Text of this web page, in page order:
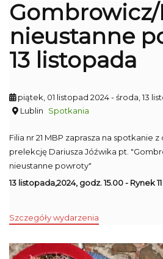
Gombrowicz/
nieustanne
13 listopada
piątek, 01 listopad 2024- środa, 13
Lublin
Spotkania
Filia nr 21 MBP zaprasza na spotkanie
prelekcję Dariusza Jóźwika pt.
nieustanne powroty"
13 listopada,2024, godz. 15.00 - Rynek 11
Szczegóły wydarzenia